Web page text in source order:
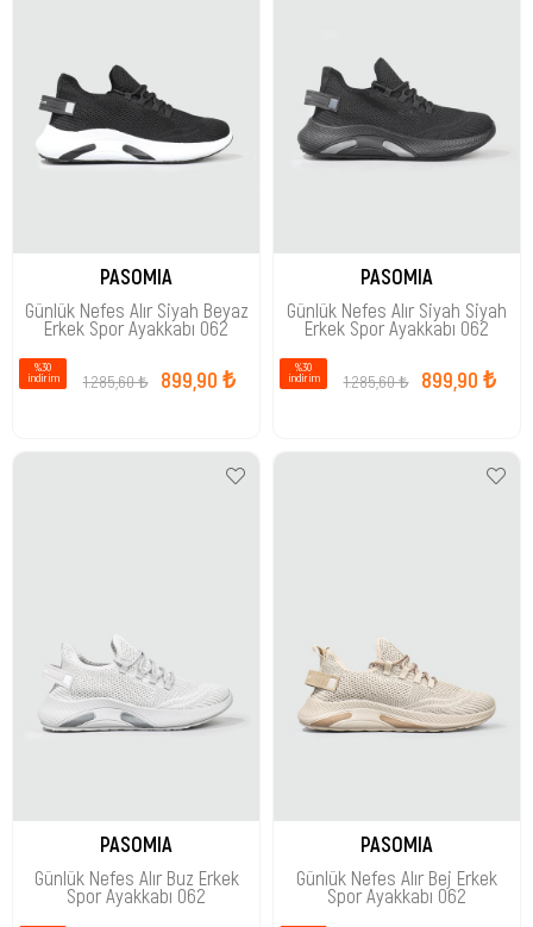
PASOMIA
Günlük Nefes Alır Siyah Beyaz
Erkek Spor Ayakkabı 062
899,90 ₺
1.285,60 ₺
%30
i̇ndirim
PASOMIA
Günlük Nefes Alır Siyah Siyah
Erkek Spor Ayakkabı 062
899,90 ₺
1.285,60 ₺
%30
i̇ndirim
PASOMIA
Günlük Nefes Alır Buz Erkek
Spor Ayakkabı 062
PASOMIA
Günlük Nefes Alır Bej Erkek
Spor Ayakkabı 062